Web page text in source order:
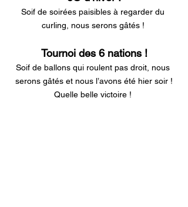
Soif de soirées paisibles à regarder du
curling, nous serons gâtés !
Tournoi des 6 nations !
Soif de ballons qui roulent pas droit, nous
serons gâtés et nous l’avons été hier soir !
Quelle belle victoire !